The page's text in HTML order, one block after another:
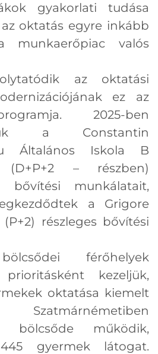
gyakorlati tudása
oktatás egyre inkább
munkaerőpiac valós
az oktatási
ez az
2025-ben
a Constantin
Általános Iskola B
(D+P+2 – részben)
bővítési munkálatait,
a Grigore
részleges bővítési
férőhelyek
prioritásként kezeljük,
oktatása kiemelt
Szatmárnémetiben
bölcsőde működik,
gyermek látogat.